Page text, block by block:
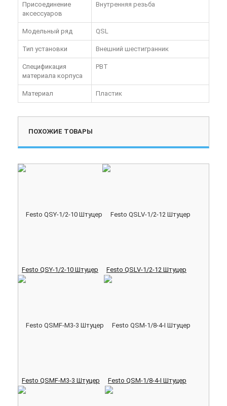
Присоединение
аксессуаров
Внутренняя резьба
Модельный ряд QSL
Тип установки Внешний шестигранник
Спецификация
материала корпуса
PBT
Материал Пластик
ПОХОЖИЕ ТОВАРЫ
Festo QSY-1/2-10 Штуцер Festo QSLV-1/2-12 Штуцер
Festo QSMF-M3-3 Штуцер Festo QSM-1/8-4-I Штуцер